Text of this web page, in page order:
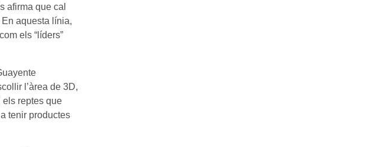
afirma que cal
En aquesta línia,
els “líders”
l’àrea de 3D,
els reptes que
tenir productes